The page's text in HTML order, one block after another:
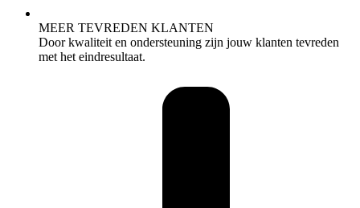
MEER TEVREDEN KLANTEN
Door kwaliteit en ondersteuning zijn jouw klanten tevreden
met het eindresultaat.